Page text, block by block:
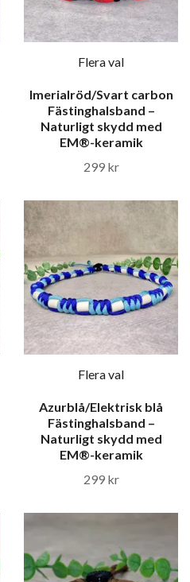
Flera val
Imerialröd/Svart carbon
Fästinghalsband –
Naturligt skydd med
EM®-keramik
299 kr
Flera val
Azurblå/Elektrisk blå
Fästinghalsband –
Naturligt skydd med
EM®-keramik
299 kr